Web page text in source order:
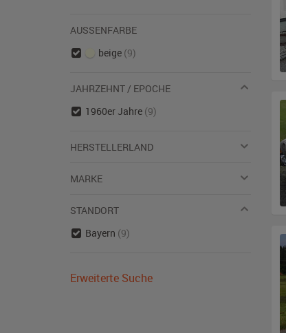
AUSSENFARBE
beige (9)
JAHRZEHNT / EPOCHE
1960er Jahre (9)
HERSTELLERLAND
MARKE
STANDORT
Bayern (9)
Erweiterte Suche